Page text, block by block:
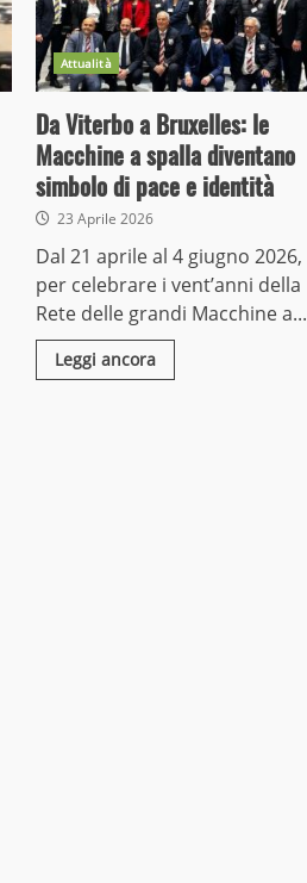
Attualità
Da Viterbo a Bruxelles: le
Macchine a spalla diventano
simbolo di pace e identità
23 Aprile 2026
Dal 21 aprile al 4 giugno 2026,
per celebrare i vent’anni della
Rete delle grandi Macchine a...
Leggi ancora